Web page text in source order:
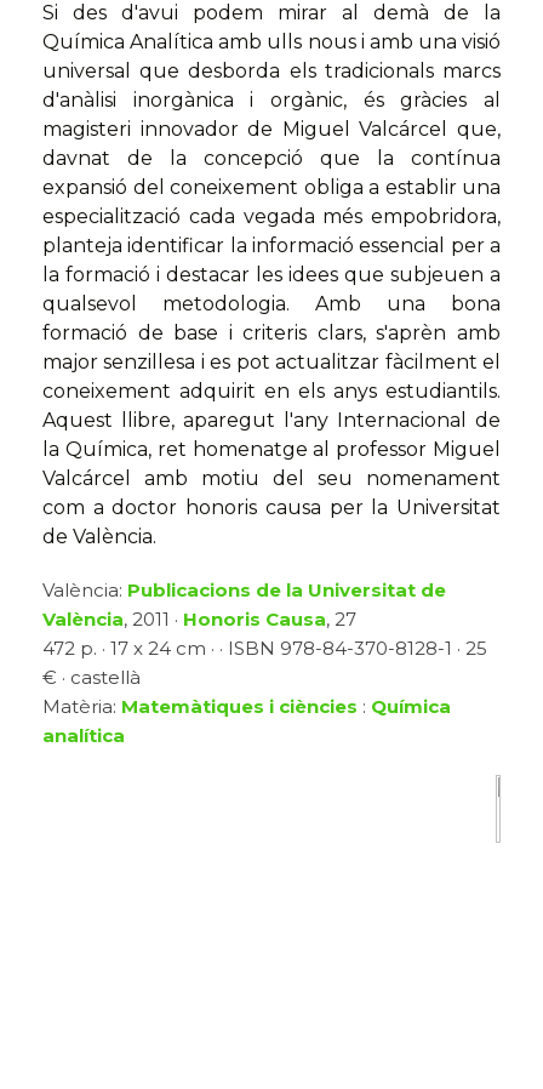
Si des d'avui podem mirar al demà de la
Química Analítica amb ulls nous i amb una visió
universal que desborda els tradicionals marcs
d'anàlisi inorgànica i orgànic, és gràcies al
magisteri innovador de Miguel Valcárcel que,
davnat de la concepció que la contínua
expansió del coneixement obliga a establir una
especialització cada vegada més empobridora,
planteja identificar la informació essencial per a
la formació i destacar les idees que subjeuen a
qualsevol metodologia. Amb una bona
formació de base i criteris clars, s'aprèn amb
major senzillesa i es pot actualitzar fàcilment el
coneixement adquirit en els anys estudiantils.
Aquest llibre, aparegut l'any Internacional de
la Química, ret homenatge al professor Miguel
Valcárcel amb motiu del seu nomenament
com a doctor honoris causa per la Universitat
de València.
València: Publicacions de la Universitat de
València, 2011 · Honoris Causa, 27
472 p. · 17 x 24 cm · · ISBN 978-84-370-8128-1 · 25
€ · castellà
Matèria: Matemàtiques i ciències : Química
analítica